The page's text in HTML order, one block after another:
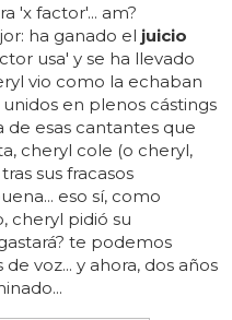
'x factor'... am?
ha ganado el juicio
usa' y se ha llevado
vio como la echaban
en plenos cástings
de esas cantantes que
cheryl cole (o cheryl,
sus fracasos
eso sí, como
cheryl pidió su
te podemos
voz... y ahora, dos años